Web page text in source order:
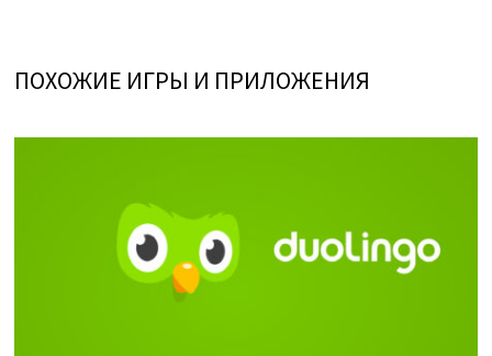
ПОХОЖИЕ ИГРЫ И ПРИЛОЖЕНИЯ